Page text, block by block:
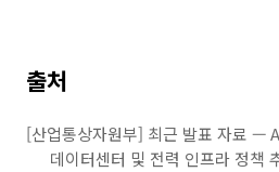
출처
[산업통상자원부] 최근 발표 자료 —
데이터센터 및 전력 인프라 정책